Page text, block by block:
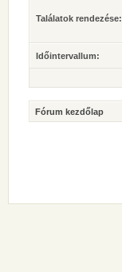
Találatok rendezése:
Időintervallum:
Fórum kezdőlap